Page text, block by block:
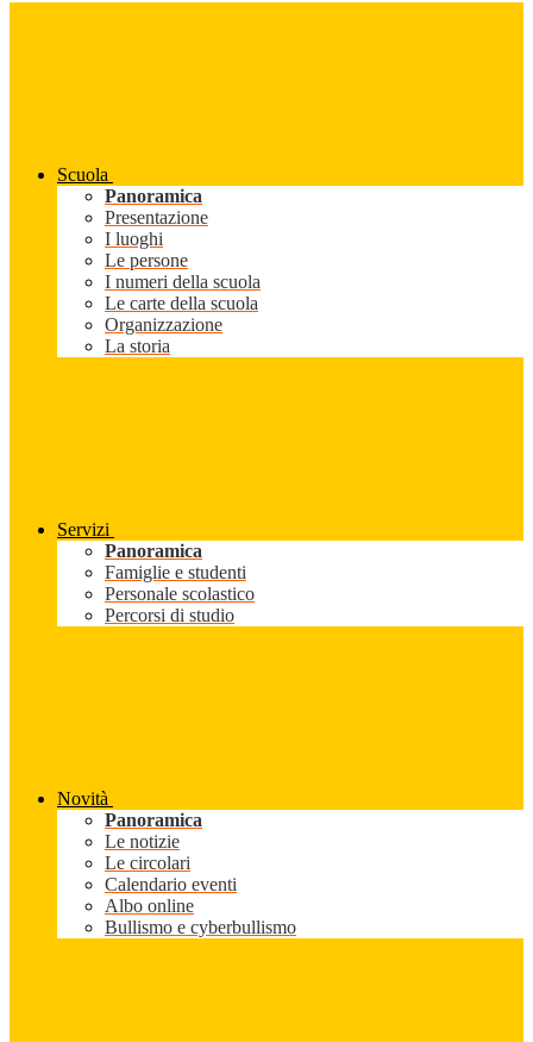
Scuola
Panoramica
Presentazione
I luoghi
Le persone
I numeri della scuola
Le carte della scuola
Organizzazione
La storia
Servizi
Panoramica
Famiglie e studenti
Personale scolastico
Percorsi di studio
Novità
Panoramica
Le notizie
Le circolari
Calendario eventi
Albo online
Bullismo e cyberbullismo